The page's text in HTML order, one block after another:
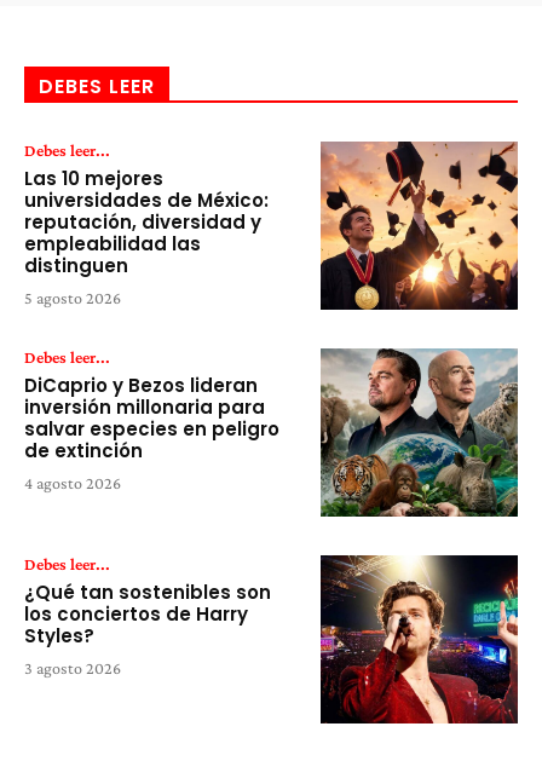
DEBES LEER
Debes leer...
Las 10 mejores
universidades de México:
reputación, diversidad y
empleabilidad las
distinguen
5 agosto 2026
Debes leer...
DiCaprio y Bezos lideran
inversión millonaria para
salvar especies en peligro
de extinción
4 agosto 2026
Debes leer...
¿Qué tan sostenibles son
los conciertos de Harry
Styles?
3 agosto 2026